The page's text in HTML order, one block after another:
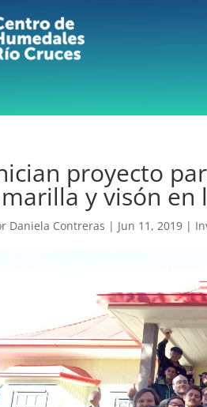
proyecto
y visón en
Daniela Contreras | Jun 11, 2019 |